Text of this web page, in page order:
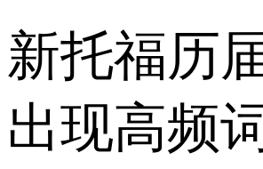
新托福历
出现高频